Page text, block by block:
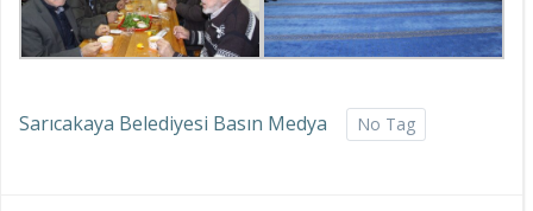
Sarıcakaya Belediyesi Basın Medya No Tag